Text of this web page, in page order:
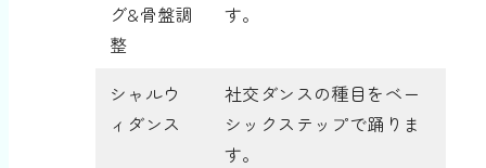
グ&骨盤調
整
す。
シャルウ
ィダンス
社交ダンスの種目をベー
シックステップで踊りま
す。